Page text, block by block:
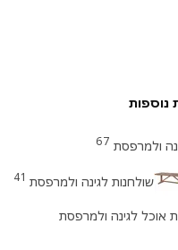
67
שולחנות לגינה ולמרפסת 41
לגינה ולמרפסת